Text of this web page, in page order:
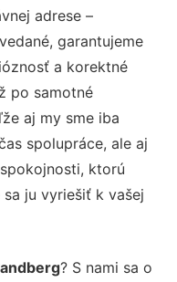
adrese –
garantujeme
a korektné
po samotné
aj my sme iba
spolupráce, ale aj
ktorú
ju vyriešiť k vašej
? S nami sa o